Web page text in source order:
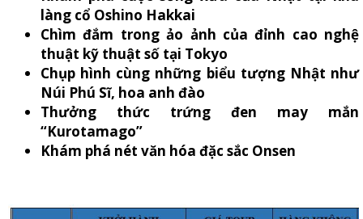
làng cổ Oshino Hakkai
Chìm đắm trong ảo ảnh của đỉnh cao nghệ
thuật kỹ thuật số tại Tokyo
Chụp hình cùng những biểu tượng Nhật như
Núi Phú Sĩ, hoa anh đào
Thưởng thức trứng đen may mắn
“Kurotamago”
Khám phá nét văn hóa đặc sắc Onsen